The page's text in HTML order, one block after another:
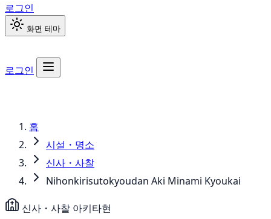
로그인
화면 테마
로그인
홈
시설・명소
신사・사찰
Nihonkirisutokyoudan Aki Minami Kyoukai
신사・사찰 아키타현